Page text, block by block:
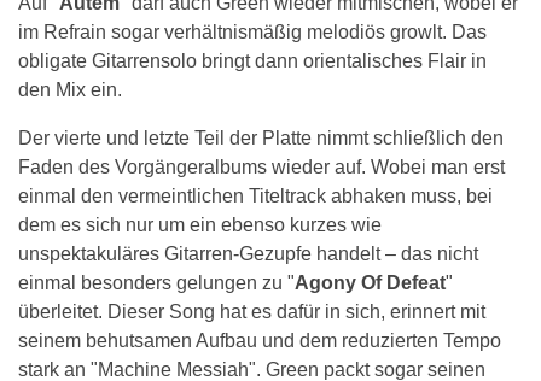
im Refrain sogar verhältnismäßig melodiös growlt. Das
obligate Gitarrensolo bringt dann orientalisches Flair in
den Mix ein.
Der vierte und letzte Teil der Platte nimmt schließlich den
Faden des Vorgängeralbums wieder auf. Wobei man erst
einmal den vermeintlichen Titeltrack abhaken muss, bei
dem es sich nur um ein ebenso kurzes wie
unspektakuläres Gitarren-Gezupfe handelt – das nicht
einmal besonders gelungen zu "Agony Of Defeat"
überleitet. Dieser Song hat es dafür in sich, erinnert mit
seinem behutsamen Aufbau und dem reduzierten Tempo
stark an "Machine Messiah". Green packt sogar seinen